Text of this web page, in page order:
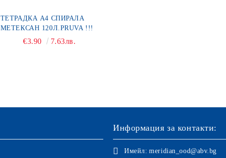
ТЕТРАДКА А4 СПИРАЛА
МЕТЕКСАН 120Л.PRUVA !!!
€3.90 7.63лв.
Информация за контакти:
Имейл: meridian_ood@abv.bg